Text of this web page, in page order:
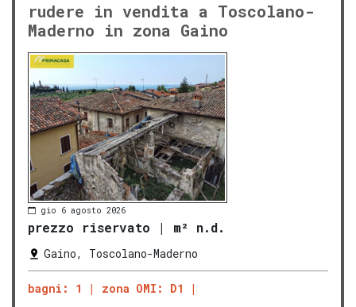
rudere in vendita a Toscolano-
Maderno in zona Gaino
gio 6 agosto 2026
prezzo riservato | m² n.d.
Gaino, Toscolano-Maderno
bagni: 1 zona OMI: D1